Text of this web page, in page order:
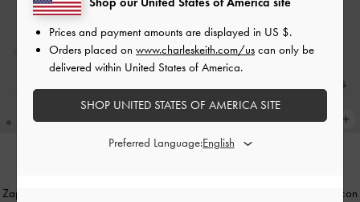
Zapatos Destalonados de Rayas con Zapatos Destalonados de Rayas con
Prices and payment amounts are displayed in US $.
Orders placed on www.charleskeith.com/us can only be
delivered within United States of America.
SHOP UNITED STATES OF AMERICA SITE
Preferred Language: